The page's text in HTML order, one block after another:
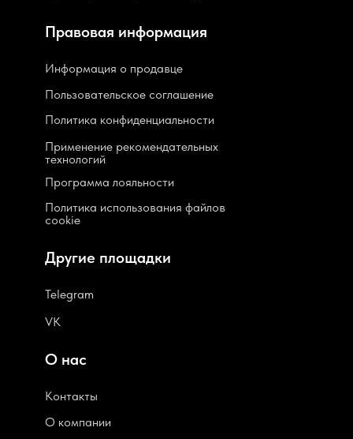
Пользовательское соглашение
Политика конфиденциальности
Программа лояльности
Политика использования файлов
cookie
Применение рекомендательных
технологий
Информация о продавце
Контакты
О компании
Telegram
VK
Правовая информация
О нас
Другие площадки